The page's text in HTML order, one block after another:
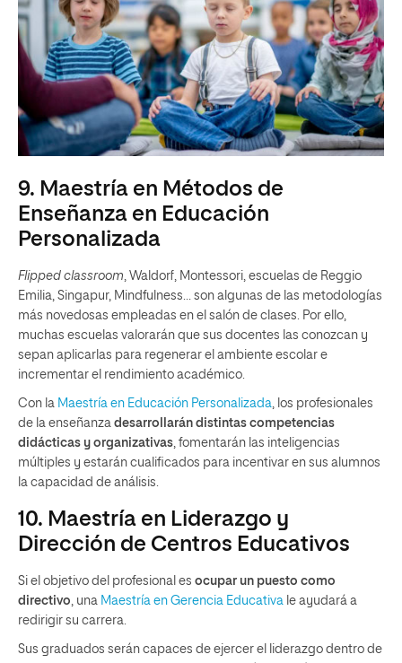
9. Maestría en Métodos de
Enseñanza en Educación
Personalizada
Flipped classroom, Waldorf, Montessori, escuelas de Reggio
Emilia, Singapur, Mindfulness… son algunas de las metodologías
más novedosas empleadas en el salón de clases. Por ello,
muchas escuelas valorarán que sus docentes las conozcan y
sepan aplicarlas para regenerar el ambiente escolar e
incrementar el rendimiento académico.
Con la Maestría en Educación Personalizada, los profesionales
de la enseñanza desarrollarán distintas competencias
didácticas y organizativas, fomentarán las inteligencias
múltiples y estarán cualificados para incentivar en sus alumnos
la capacidad de análisis.
10. Maestría en Liderazgo y
Dirección de Centros Educativos
Si el objetivo del profesional es ocupar un puesto como
directivo, una Maestría en Gerencia Educativa le ayudará a
redirigir su carrera.
Sus graduados serán capaces de ejercer el liderazgo dentro de